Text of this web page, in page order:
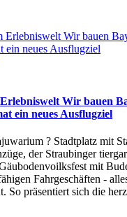
Wir bauen
ein neues Ausflugziel
? Stadtplatz mit
der Straubinger
mit
Fahrgeschäften -
So präsentiert sich die